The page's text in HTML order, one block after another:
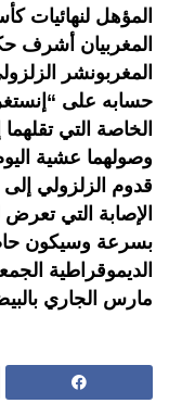
المغربيان أشرف
المغربونشر
حسابه على
الخاصة التي
وصولهما عشية
قدوم الزلزولي
الإصابة التي
بسرعة وسيكون
مارس الجاري